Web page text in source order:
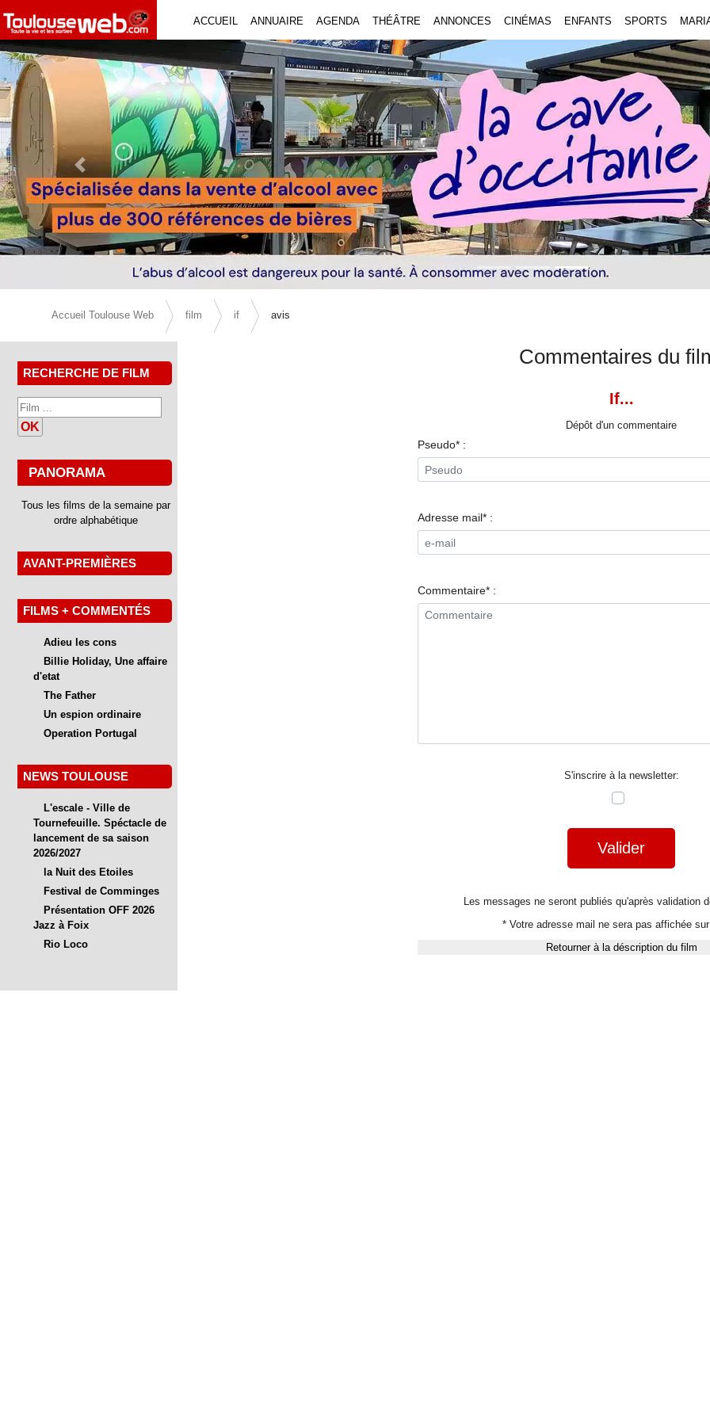
ACCUEIL ANNUAIRE AGENDA THÉÂTRE ANNONCES CINÉMAS ENFANTS SPORTS
Previous Slide
Accueil Toulouse Web film if avis
RECHERCHE DE FILM
OK
PANORAMA
Tous les films de la semaine par
ordre alphabétique
AVANT-PREMIÈRES
FILMS + COMMENTÉS
Adieu les cons
Billie Holiday, Une affaire
d'etat
The Father
Un espion ordinaire
Operation Portugal
NEWS TOULOUSE
L'escale - Ville de
Tournefeuille. Spéctacle de
lancement de sa saison
2026/2027
la Nuit des Etoiles
Festival de Comminges
Présentation OFF 2026
Jazz à Foix
Rio Loco
Commentaires du
If...
Dépôt d'un commentaire
Pseudo* :
Adresse mail* :
Commentaire* :
S'inscrire à la newsletter:
Valider
Les messages ne seront publiés qu'après validation
* Votre adresse mail ne sera pas affichée
Retourner à la déscription du film